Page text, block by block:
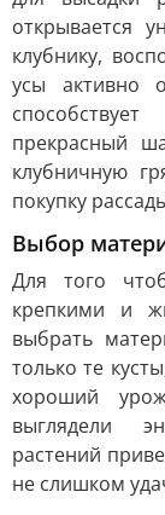
открывается
клубнику,
усы активно
прекрасный
клубничную
покупку
Выбор
Для того
крепкими и
выбрать
только те
хороший
выглядели
растений
не слишком